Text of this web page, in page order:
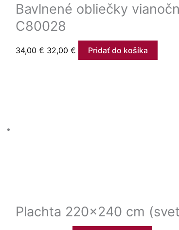
Bavlnené obliečky
C80028
34,00€ 32,00 € Pridať do košíka
Plachta 220×240 cm